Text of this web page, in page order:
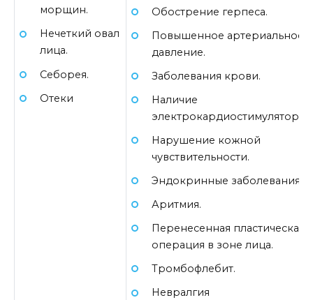
морщин.
Нечеткий овал
лица.
Себорея.
Отеки
Обострение герпеса.
Повышенное артериальное
давление.
Заболевания крови.
Наличие
электрокардиостимулятора.
Нарушение кожной
чувствительности.
Эндокринные заболевания.
Аритмия.
Перенесенная пластическая
операция в зоне лица.
Тромбофлебит.
Невралгия